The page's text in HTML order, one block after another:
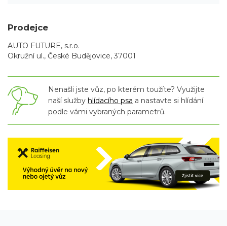
Prodejce
AUTO FUTURE, s.r.o.
Okružní ul., České Budějovice, 37001
Nenašli jste vůz, po kterém toužíte? Využijte
naší služby hlídacího psa a nastavte si hlídání
podle vámi vybraných parametrů.